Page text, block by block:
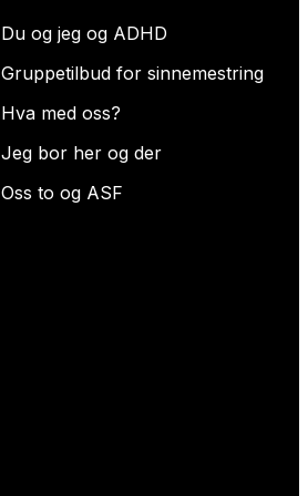
Du og jeg og ADHD
Gruppetilbud for sinnemestring
Hva med oss?
Jeg bor her og der
Oss to og ASF